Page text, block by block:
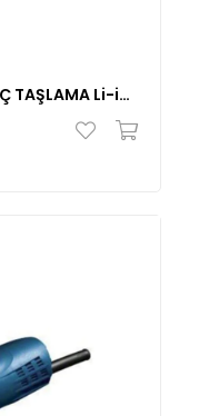
CATPOWER CAT4232 AKÜLÜ AVUÇ TAŞLAMA Li-ion (MAKİNE) KÖMÜRSÜZ +(4.0 Ah Akü)+(Hızlı Şarj Cihazı)